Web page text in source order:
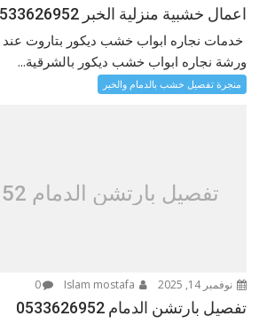
اعمال خشبية منزلية الخبر 0533626952
خدمات نجاره ابواب خشب ديكور بتاروت عند
ورشة نجاره ابواب خشب ديكور بالشرقية...
منجرة تفصيل خشب بالدمام والخبر
تفصيل بارتشن الدمام 0533626952
نوفمبر 14, 2025 0
تفصيل بارتشن الدمام 0533626952